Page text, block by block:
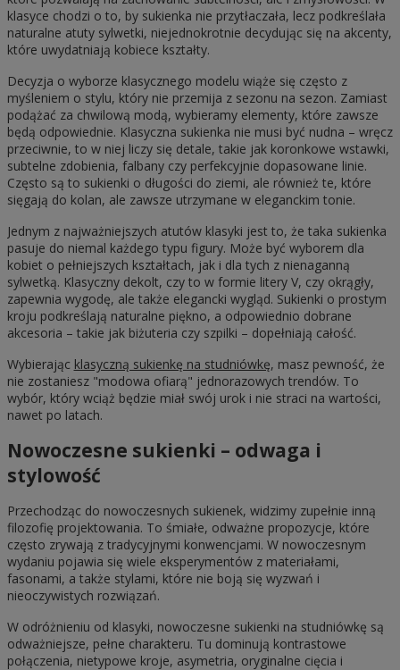
klasyce chodzi o to, by sukienka nie przytłaczała, lecz podkreślała
naturalne atuty sylwetki, niejednokrotnie decydując się na akcenty,
które uwydatniają kobiece kształty.
Decyzja o wyborze klasycznego modelu wiąże się często z
myśleniem o stylu, który nie przemija z sezonu na sezon. Zamiast
podążać za chwilową modą, wybieramy elementy, które zawsze
będą odpowiednie. Klasyczna sukienka nie musi być nudna – wręcz
przeciwnie, to w niej liczy się detale, takie jak koronkowe wstawki,
subtelne zdobienia, falbany czy perfekcyjnie dopasowane linie.
Często są to sukienki o długości do ziemi, ale również te, które
sięgają do kolan, ale zawsze utrzymane w eleganckim tonie.
Jednym z najważniejszych atutów klasyki jest to, że taka sukienka
pasuje do niemal każdego typu figury. Może być wyborem dla
kobiet o pełniejszych kształtach, jak i dla tych z nienaganną
sylwetką. Klasyczny dekolt, czy to w formie litery V, czy okrągły,
zapewnia wygodę, ale także elegancki wygląd. Sukienki o prostym
kroju podkreślają naturalne piękno, a odpowiednio dobrane
akcesoria – takie jak biżuteria czy szpilki – dopełniają całość.
Wybierając klasyczną sukienkę na studniówkę, masz pewność, że
nie zostaniesz "modowa ofiarą" jednorazowych trendów. To
wybór, który wciąż będzie miał swój urok i nie straci na wartości,
nawet po latach.
Nowoczesne sukienki – odwaga i
stylowość
Przechodząc do nowoczesnych sukienek, widzimy zupełnie inną
filozofię projektowania. To śmiałe, odważne propozycje, które
często zrywają z tradycyjnymi konwencjami. W nowoczesnym
wydaniu pojawia się wiele eksperymentów z materiałami,
fasonami, a także stylami, które nie boją się wyzwań i
nieoczywistych rozwiązań.
W odróżnieniu od klasyki, nowoczesne sukienki na studniówkę są
odważniejsze, pełne charakteru. Tu dominują kontrastowe
połączenia, nietypowe kroje, asymetria, oryginalne cięcia i